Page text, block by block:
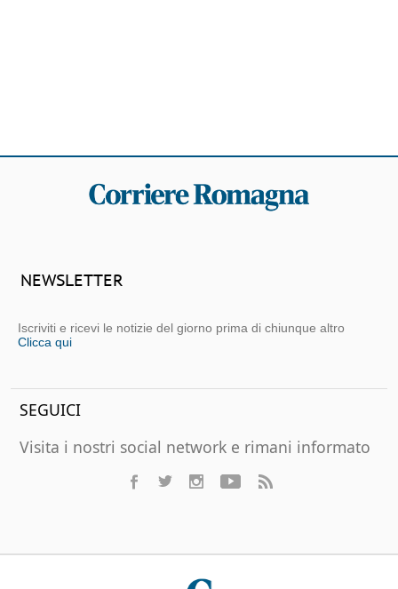
NEWSLETTER
Iscriviti e ricevi le notizie del giorno prima di chiunque altro
Clicca qui
SEGUICI
Visita i nostri social network e rimani informato